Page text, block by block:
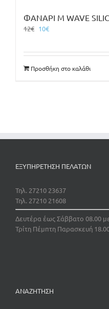
ΦΑΝΑΡΙ M WAVE
12€ Original
12€.
10€Η
είναι:
10€.
Προσθήκη στο καλάθι
ΕΞΥΠΗΡΕΤΗΣΗ ΠΕΛΑΤΩΝ
Τηλ. 27210 23637
Τηλ. 27210 21608
Δευτέρα έως Σάββατο 08.00
Τρίτη Πέμπτη Παρασκευή
ΑΝΑΖΗΤΗΣΗ